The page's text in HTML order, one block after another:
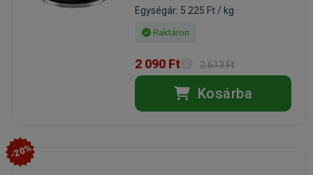
Egységár: 5 225 Ft / kg
Raktáron
2 090 Ft 2 613 Ft
Kosárba
-20%